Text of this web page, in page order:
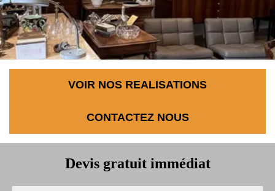
VOIR NOS REALISATIONS
CONTACTEZ NOUS
Devis gratuit immédiat